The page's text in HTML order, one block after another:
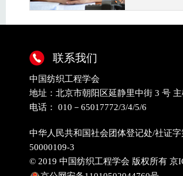
自然科学
联系我们
中国纺织工程学会
地址：北京市朝阳区延静里中街 3 号
电话： 010－65017772/3/4/5/6
中华人民共和国社会团体登记处/社证
50000109-3
© 2019 中国纺织工程学会 版权所有 京